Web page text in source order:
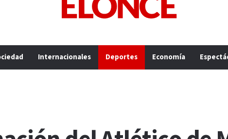
Internacionales Deportes Economía